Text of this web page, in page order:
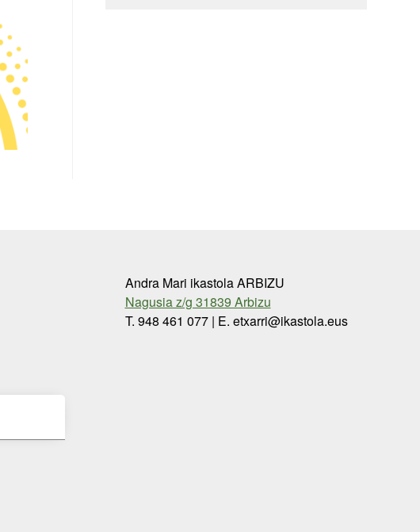
Andra Mari ikastola ARBIZU
Nagusia z/g 31839 Arbizu
T. 948 461 077 | E. etxarri@ikastola.eus